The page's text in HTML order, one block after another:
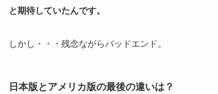
と期待していたんです。
しかし・・・残念ながらバッドエンド。
日本版とアメリカ版の最後の違いは？